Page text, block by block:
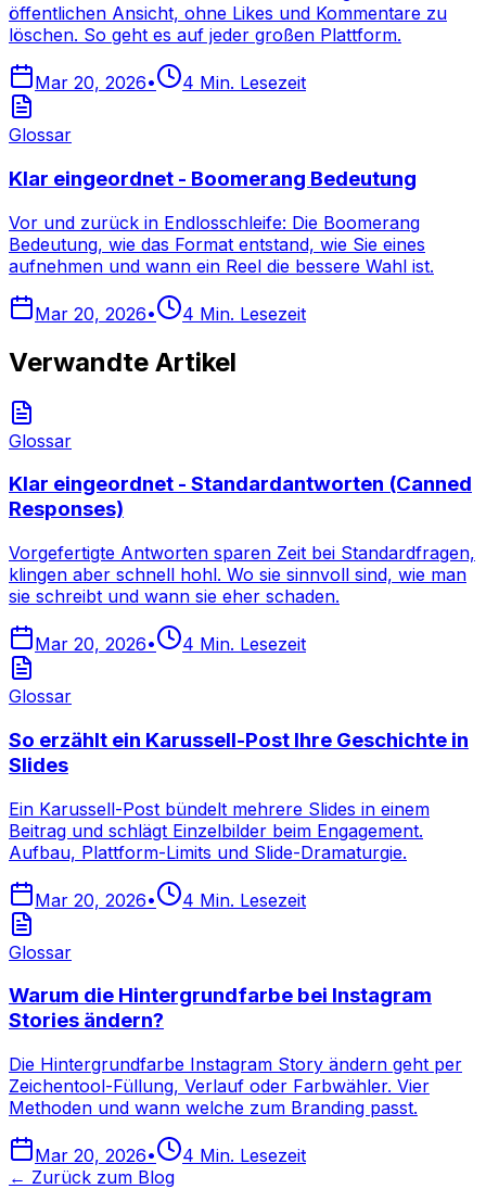
öffentlichen Ansicht, ohne Likes und Kommentare zu
löschen. So geht es auf jeder großen Plattform.
Mar 20, 2026• 4 Min. Lesezeit
Glossar
Klar eingeordnet - Boomerang Bedeutung
Vor und zurück in Endlosschleife: Die Boomerang
Bedeutung, wie das Format entstand, wie Sie eines
aufnehmen und wann ein Reel die bessere Wahl ist.
Mar 20, 2026• 4 Min. Lesezeit
Verwandte Artikel
Glossar
Klar eingeordnet - Standardantworten (Canned
Responses)
Vorgefertigte Antworten sparen Zeit bei Standardfragen,
klingen aber schnell hohl. Wo sie sinnvoll sind, wie man
sie schreibt und wann sie eher schaden.
Mar 20, 2026• 4 Min. Lesezeit
Glossar
So erzählt ein Karussell-Post Ihre Geschichte in
Slides
Ein Karussell-Post bündelt mehrere Slides in einem
Beitrag und schlägt Einzelbilder beim Engagement.
Aufbau, Plattform-Limits und Slide-Dramaturgie.
Mar 20, 2026• 4 Min. Lesezeit
Glossar
Warum die Hintergrundfarbe bei Instagram
Stories ändern?
Die Hintergrundfarbe Instagram Story ändern geht per
Zeichentool-Füllung, Verlauf oder Farbwähler. Vier
Methoden und wann welche zum Branding passt.
Mar 20, 2026• 4 Min. Lesezeit
← Zurück zum Blog